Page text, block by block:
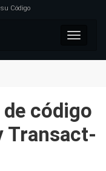
Código
Toggle
código
Transact-